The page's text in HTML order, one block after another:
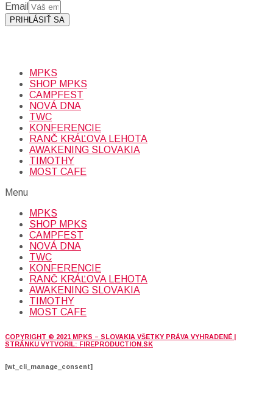
Email
PRIHLÁSIŤ SA
MPKS
SHOP MPKS
CAMPFEST
NOVÁ DNA
TWC
KONFERENCIE
RANČ KRÁĽOVA LEHOTA
AWAKENING SLOVAKIA
TIMOTHY
MOST CAFE
Menu
MPKS
SHOP MPKS
CAMPFEST
NOVÁ DNA
TWC
KONFERENCIE
RANČ KRÁĽOVA LEHOTA
AWAKENING SLOVAKIA
TIMOTHY
MOST CAFE
COPYRIGHT © 2021 MPKS – SLOVAKIA VŠETKY PRÁVA VYHRADENÉ |
STRÁNKU VYTVORIL: FIREPRODUCTION.SK
[wt_cli_manage_consent]